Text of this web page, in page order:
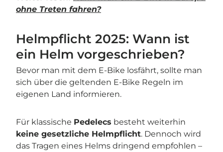
ohne Treten fahren?
Helmpflicht 2025: Wann ist
ein Helm vorgeschrieben?
Bevor man mit dem E-Bike losfährt, sollte man
sich über die geltenden E-Bike Regeln im
eigenen Land informieren.
Für klassische Pedelecs besteht weiterhin
keine gesetzliche Helmpflicht. Dennoch wird
das Tragen eines Helms dringend empfohlen –